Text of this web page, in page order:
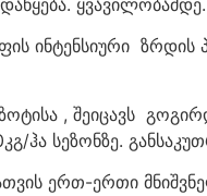
ყვავილობამდე.
ინტენსიური
, შეიცავს
ჰა სეზონზე.
ერთ-ერთი